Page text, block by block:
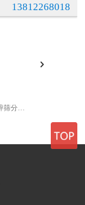
13812268018